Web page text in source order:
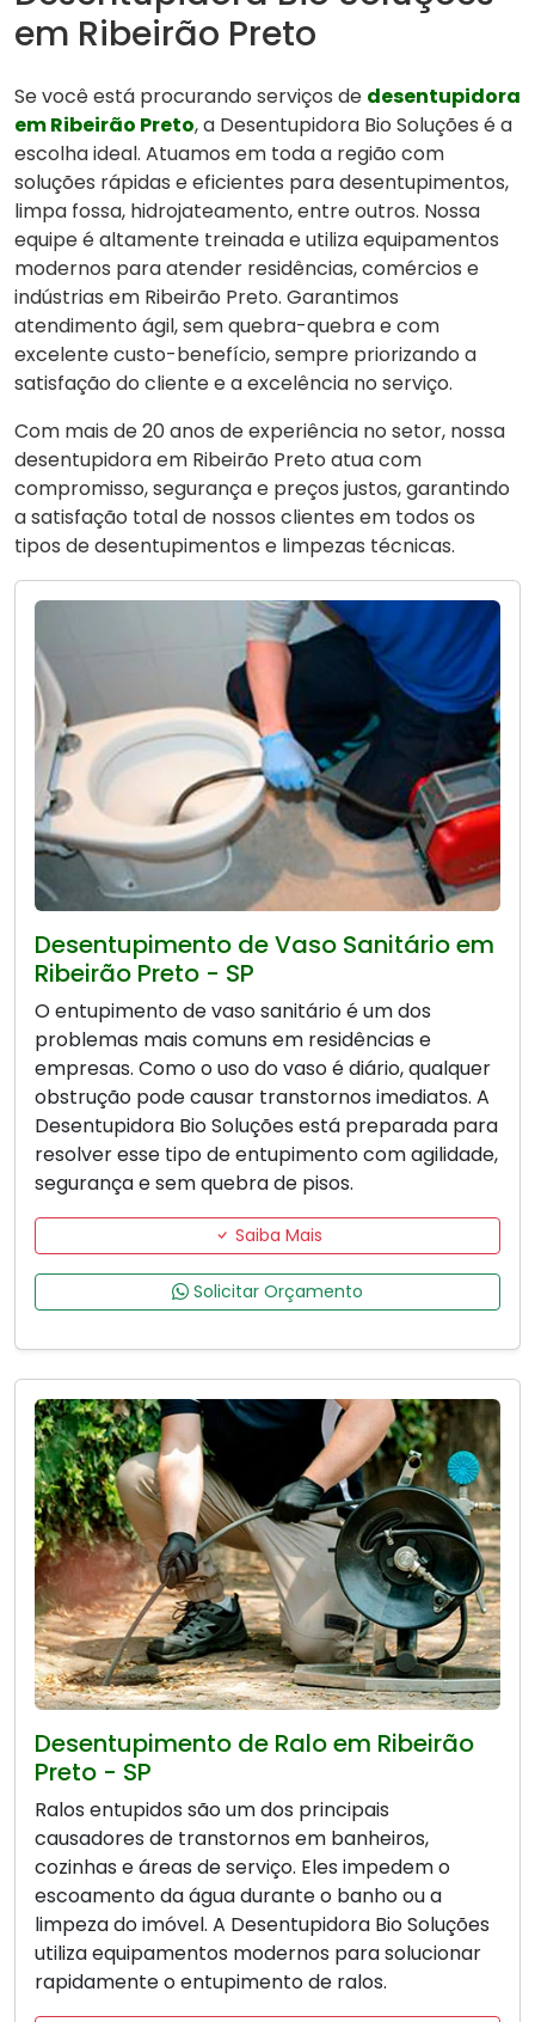
em Ribeirão Preto
Se você está procurando serviços de desentupidora
em Ribeirão Preto, a Desentupidora Bio Soluções é a
escolha ideal. Atuamos em toda a região com
soluções rápidas e eficientes para desentupimentos,
limpa fossa, hidrojateamento, entre outros. Nossa
equipe é altamente treinada e utiliza equipamentos
modernos para atender residências, comércios e
indústrias em Ribeirão Preto. Garantimos
atendimento ágil, sem quebra-quebra e com
excelente custo-benefício, sempre priorizando a
satisfação do cliente e a excelência no serviço.
Com mais de 20 anos de experiência no setor, nossa
desentupidora em Ribeirão Preto atua com
compromisso, segurança e preços justos, garantindo
a satisfação total de nossos clientes em todos os
tipos de desentupimentos e limpezas técnicas.
Desentupimento de Vaso Sanitário em
Ribeirão Preto - SP
O entupimento de vaso sanitário é um dos
problemas mais comuns em residências e
empresas. Como o uso do vaso é diário, qualquer
obstrução pode causar transtornos imediatos. A
Desentupidora Bio Soluções está preparada para
resolver esse tipo de entupimento com agilidade,
segurança e sem quebra de pisos.
Saiba Mais
Solicitar Orçamento
Desentupimento de Ralo em Ribeirão
Preto - SP
Ralos entupidos são um dos principais
causadores de transtornos em banheiros,
cozinhas e áreas de serviço. Eles impedem o
escoamento da água durante o banho ou a
limpeza do imóvel. A Desentupidora Bio Soluções
utiliza equipamentos modernos para solucionar
rapidamente o entupimento de ralos.